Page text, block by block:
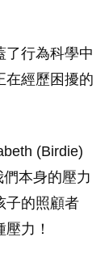
了行為科學中
在經歷困擾的
(Birdie)
本身的壓力
子的照顧者
力！